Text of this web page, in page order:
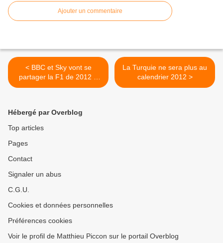
Ajouter un commentaire
< BBC et Sky vont se
partager la F1 de 2012 à
2018
La Turquie ne sera plus au
calendrier 2012 >
Hébergé par Overblog
Top articles
Pages
Contact
Signaler un abus
C.G.U.
Cookies et données personnelles
Préférences cookies
Voir le profil de Matthieu Piccon sur le portail Overblog